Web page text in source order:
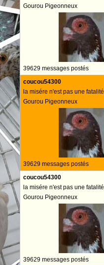
Gourou Pigeonneux
39629 messages postés
coucou54300
la misére n'est pas une fatalité
Gourou Pigeonneux
39629 messages postés
coucou54300
la misére n'est pas une fatalité
Gourou Pigeonneux
39629 messages postés